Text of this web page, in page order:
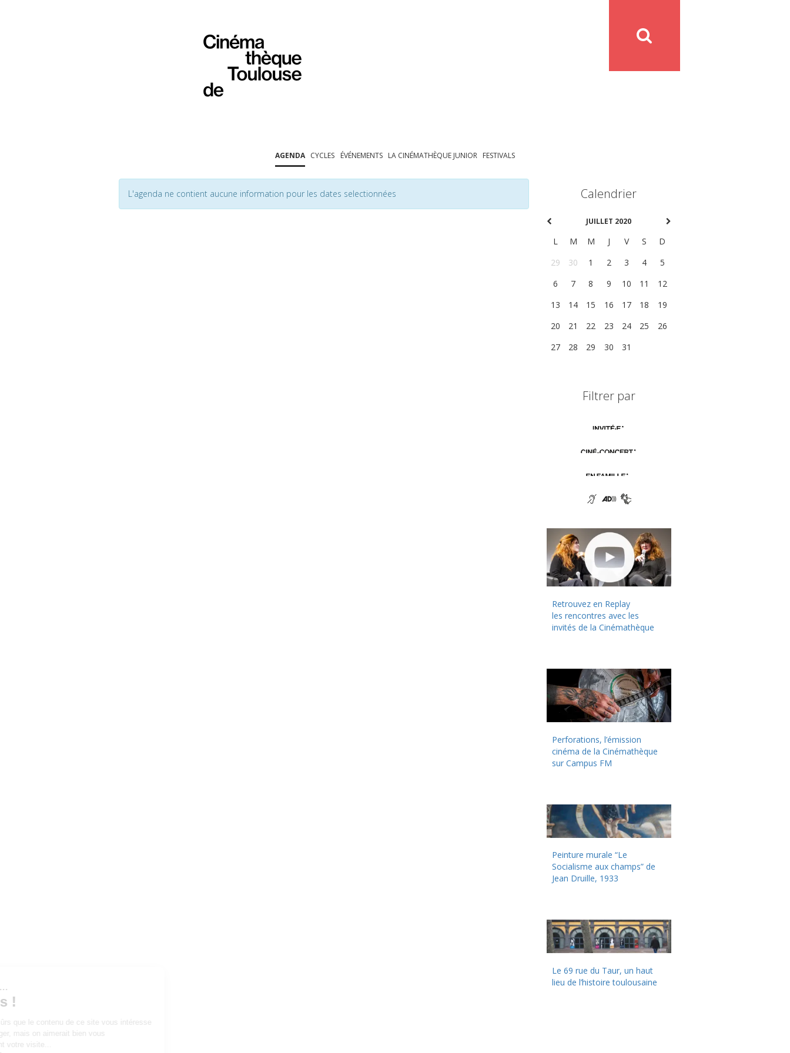
AGENDA CYCLES ÉVÉNEMENTS LA CINÉMATHÈQUE JUNIOR FESTIVALS
L'agenda ne contient aucune information pour les dates selectionnées Calendrier
JUILLET 2020
L M M J V S
D
29
30 1 2 3 4
5
6
7 8 9 10 11
12
13
14 15 16 17 18
19
20
21 22 23 24 25
26
27
28 29 30 31
Filtrer par
Retrouvez en Replay
les rencontres avec les
invités de la Cinémathèque
Perforations, l’émission
cinéma de la Cinémathèque
sur Campus FM
Peinture murale “Le
Socialisme aux champs” de
Jean Druille, 1933
Le 69 rue du Taur, un haut
lieu de l’histoire toulousaine